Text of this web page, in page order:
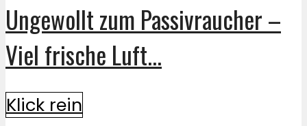
Ungewollt zum Passivraucher –
Viel frische Luft...
Klick rein